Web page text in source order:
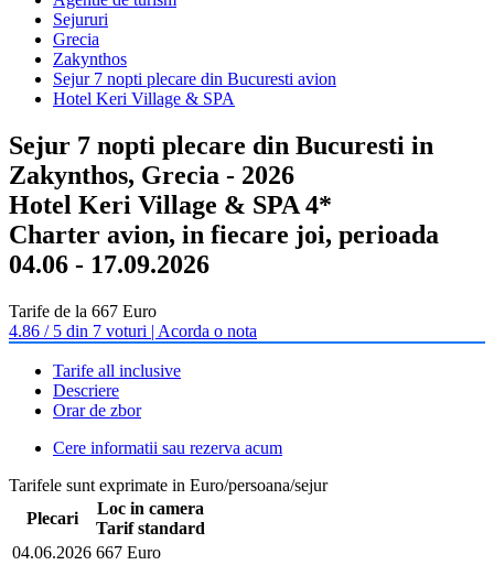
Sejururi
Grecia
Zakynthos
Sejur 7 nopti plecare din Bucuresti avion
Hotel Keri Village & SPA
Sejur 7 nopti plecare din Bucuresti in
Zakynthos, Grecia - 2026
Hotel Keri Village & SPA 4*
Charter avion, in fiecare joi, perioada
04.06 - 17.09.2026
Tarife de la 667 Euro
4.86 / 5 din 7 voturi | Acorda o nota
Tarife all inclusive
Descriere
Orar de zbor
Cere informatii sau rezerva acum
Tarifele sunt exprimate in Euro/persoana/sejur
Plecari
Loc in camera
Tarif standard
04.06.2026 667 Euro